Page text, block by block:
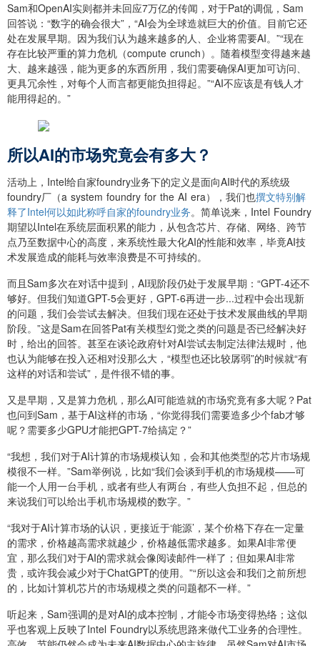
Sam和OpenAI实则都并未回应7万亿的传闻，对于Pat的调侃，Sam
回答说：“数字的确会很大”，“AI会为全球造就巨大的价值。目前它还
处在发展早期。因为我们认为越来越多的人、企业将需要AI。”“现在
存在比较严重的算力危机（compute crunch）。随着模型变得越来越
大、越来越强，能为更多的东西所用，我们需要确保AI更加可访问、
更具冗余性，对每个人而言都更能负担得起。”“AI不应该是有钱人才
能用得起的。”
所以AI的市场究竟会有多大？
活动上，Intel给自家foundry业务下的定义是面向AI时代的系统级
foundry厂（a system foundry for the AI era），我们也撰文特别解
释了Intel何以如此称呼自家的foundry业务。简单说来，Intel Foundry
期望以Intel在系统层面积累的能力，从包含芯片、存储、网络、跨节
点乃至数据中心的高度，来系统性最大化AI的性能和效率，毕竟AI技
术发展造成的能耗与效率浪费是不可持续的。
而且Sam多次在对话中提到，AI现阶段仍处于发展早期：“GPT-4还不
够好。但我们知道GPT-5会更好，GPT-6再进一步...过程中会出现新
的问题，我们会尝试去解决。但我们现在还处于技术发展曲线的早期
阶段。”这是Sam在回答Pat有关模型幻觉之类的问题是否已经解决好
时，给出的回答。甚至在谈论政府针对AI尝试去制定法律法规时，他
也认为能够在投入还相对没那么大，“模型也还比较孱弱”的时候就“有
这样的对话和尝试”，是件很不错的事。
又是早期，又是算力危机，那么AI可能造就的市场究竟有多大呢？Pat
也问到Sam，基于AI这样的市场，“你觉得我们需要造多少个fab才够
呢？需要多少GPU才能把GPT-7给搞定？”
“我想，我们对于AI计算的市场规模认知，会和其他类型的芯片市场规
模很不一样。”Sam举例说，比如“我们会谈到手机的市场规模——可
能一个人用一台手机，或者有些人有两台，有些人负担不起，但总的
来说我们可以给出手机市场规模的数字。”
“我对于AI计算市场的认识，更接近于‘能源’，某个价格下存在一定量
的需求，价格越高需求就越少，价格越低需求越多。如果AI非常便
宜，那么我们对于AI的需求就会像阅读邮件一样了；但如果AI非常
贵，或许我会减少对于ChatGPT的使用。”“所以这会和我们之前所想
的，比如计算机芯片的市场规模之类的问题都不一样。”
听起来，Sam强调的是对AI的成本控制，才能令市场变得热络；这似
乎也客观上反映了Intel Foundry以系统思路来做代工业务的合理性。